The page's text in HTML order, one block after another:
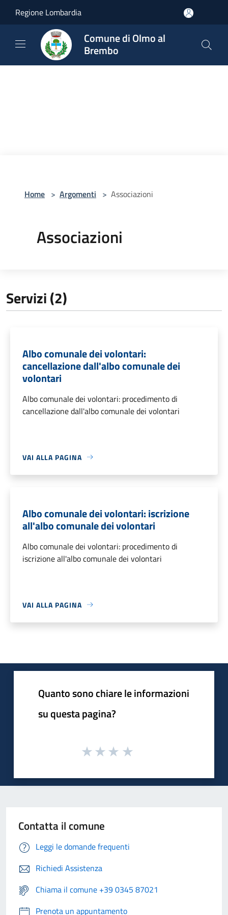
Regione Lombardia
Comune di Olmo al
Brembo
Home > Argomenti > Associazioni
Associazioni
Servizi (2)
Albo comunale dei volontari:
cancellazione dall'albo comunale dei
volontari
Albo comunale dei volontari: procedimento di
cancellazione dall'albo comunale dei volontari
VAI ALLA PAGINA
Albo comunale dei volontari: iscrizione
all'albo comunale dei volontari
Albo comunale dei volontari: procedimento di
iscrizione all'albo comunale dei volontari
VAI ALLA PAGINA
Quanto sono chiare le informazioni
su questa pagina?
Contatta il comune
Leggi le domande frequenti
Richiedi Assistenza
Chiama il comune +39 0345 87021
Prenota un appuntamento